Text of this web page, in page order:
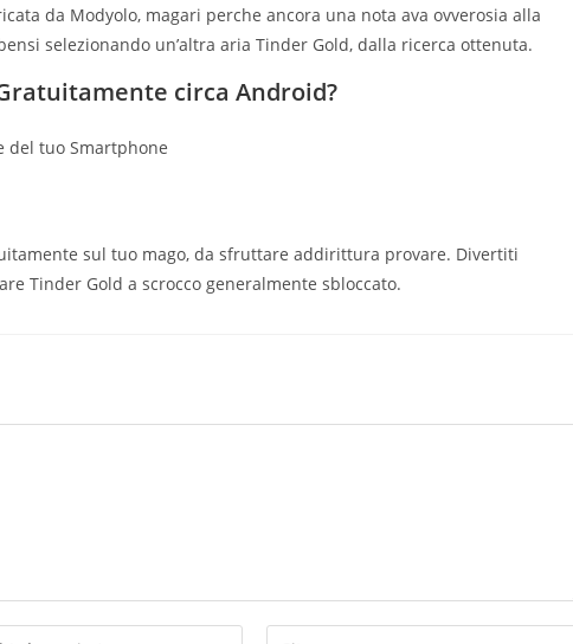
da Modyolo, magari perche ancora una nota ava ovverosia alla
selezionando un’altra aria Tinder Gold, dalla ricerca ottenuta.
circa Android?
del tuo Smartphone
sul tuo mago, da sfruttare addirittura provare. Divertiti
Tinder Gold a scrocco generalmente sbloccato.